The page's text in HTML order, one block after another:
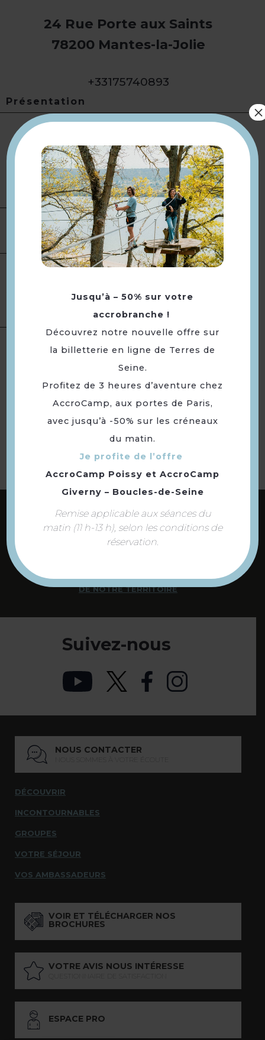
24 Rue Porte aux Saints
78200 Mantes-la-Jolie
+33175740893
Présentation
Ouverture
Ouverture le mardi, mercredi,
jeudi, vendredi, samedi et
dimanche de 12h à 2h. Le
dimanche de 19h à 2h.
Equipement Terrasse
Retourner
à la sélection
DE NOTRE TERRITOIRE
Suivez-nous
NOUS CONTACTER
DÉCOUVRIR
INCONTOURNABLES
GROUPES
VOTRE SÉJOUR
VOS AMBASSADEURS
VOIR ET TÉLÉCHARGER NOS
BROCHURES
VOTRE AVIS NOUS INTÉRESSE
ESPACE PRO
Jusqu’à – 50% sur votre
accrobranche !
Découvrez notre nouvelle offre sur
la billetterie en ligne de Terres de
Seine.
Profitez de 3 heures d’aventure chez
AccroCamp, aux portes de Paris,
avec jusqu’à -50% sur les créneaux
du matin.
Je profite de l’offre
AccroCamp Poissy et AccroCamp
Giverny – Boucles-de-Seine
Remise applicable aux séances du
matin (11 h-13 h), selon les conditions de
réservation.
×